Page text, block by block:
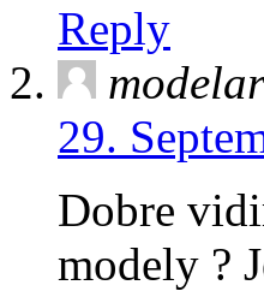
Reply
modelar
29.
Dobre
modely ?